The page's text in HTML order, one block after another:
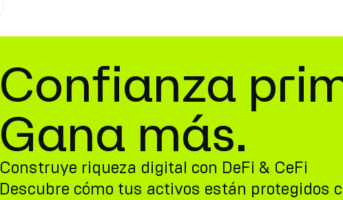
Confianza
Gana más.
Construye riqueza digital con DeFi & CeFi
Descubre cómo tus activos están protegidos